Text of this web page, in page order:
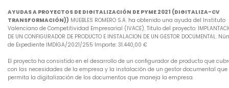
AYUDAS A PROYECTOS DE DIGITALIZACIÓN DE PYME 2021 (DIGITALIZA-CV
TRANSFORMACIÓN)) MUEBLES ROMERO S.A. ha obtenido una ayuda del Instituto
Valenciano de Competitividad Empresarial (IVACE). Titulo del proyecto:
DE UN CONFIGURADOR DE PRODUCTO E INSTALACION DE UN GESTOR DOCUMENTAL.
de Expediente IMDIGA/2021/255 Importe: 31.440,00 €
El proyecto ha consistido en el desarrollo de un configurador de producto que
con las necesidades de la empresa y la instalación de un gestor documental que
permita la digitalización de los documentos que maneja la empresa.